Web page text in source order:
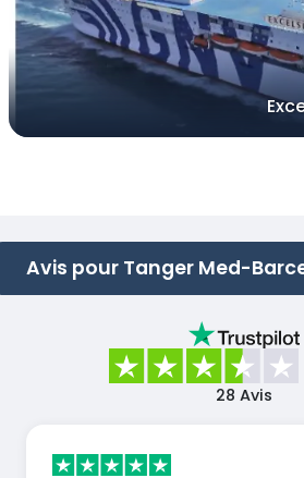
Avis pour Tanger Med-
28 Avis